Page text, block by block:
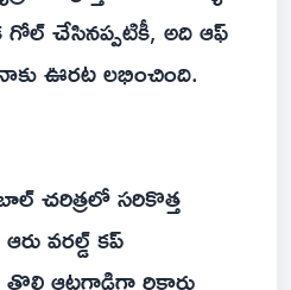
చేసినప్పటికీ, అది ఆఫ్
ఊరట లభించింది.
చరిత్రలో సరికొత్త
వరల్డ్ కప్